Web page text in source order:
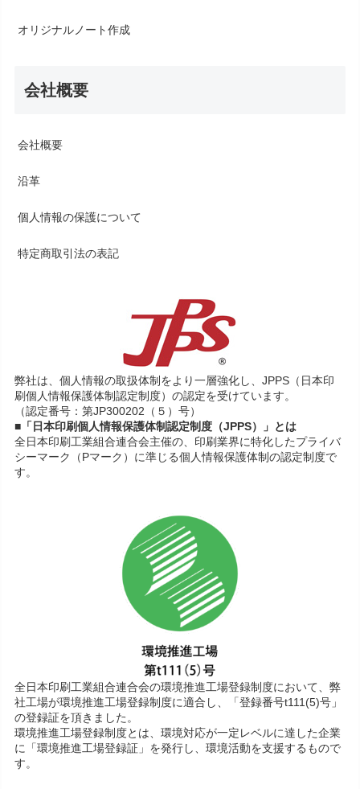
オリジナルノート作成
会社概要
会社概要
沿革
個人情報の保護について
特定商取引法の表記
弊社は、個人情報の取扱体制をより一層強化し、JPPS（日本印
刷個人情報保護体制認定制度）の認定を受けています。
（認定番号：第JP300202（５）号）
■「日本印刷個人情報保護体制認定制度（JPPS）」とは
全日本印刷工業組合連合会主催の、印刷業界に特化したプライバ
シーマーク（Pマーク）に準じる個人情報保護体制の認定制度で
す。
全日本印刷工業組合連合会の環境推進工場登録制度において、弊
社工場が環境推進工場登録制度に適合し、「登録番号t111(5)号」
の登録証を頂きました。
環境推進工場登録制度とは、環境対応が一定レベルに達した企業
に「環境推進工場登録証」を発行し、環境活動を支援するもので
す。